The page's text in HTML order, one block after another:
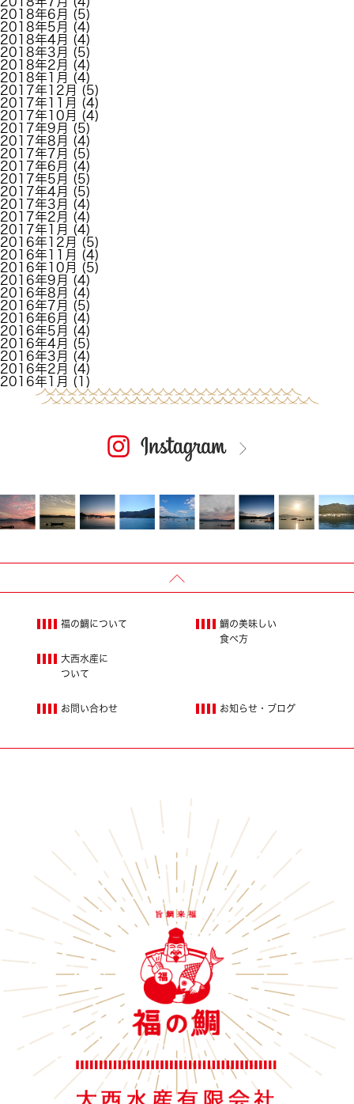
2018年6月
(5)
2018年5月
(4)
2018年4月
(4)
2018年3月
(5)
2018年2月
(4)
2018年1月
(4)
2017年12月
(5)
2017年11月
(4)
2017年10月
(4)
2017年9月
(5)
2017年8月
(4)
2017年7月
(5)
2017年6月
(4)
2017年5月
(5)
2017年4月
(5)
2017年3月
(4)
2017年2月
(4)
2017年1月
(4)
2016年12月
(5)
2016年11月
(4)
2016年10月
(5)
2016年9月
(4)
2016年8月
(4)
2016年7月
(5)
2016年6月
(4)
2016年5月
(4)
2016年4月
(5)
2016年3月
(4)
2016年2月
(4)
2016年1月
(1)
福の鯛について
鯛の美味しい
食べ方
大西水産に
ついて
お知らせ・ブログ
お問い合わせ